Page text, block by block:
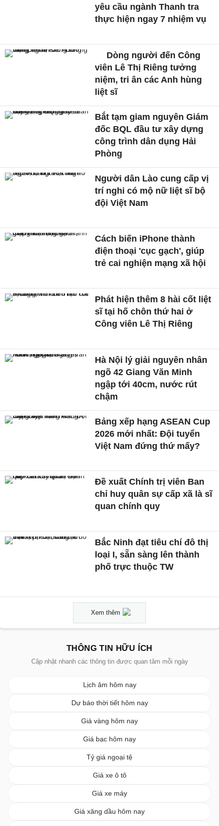
yêu cầu ngành Thanh tra
thực hiện ngay 7 nhiệm vụ
Dòng người đến Công
viên Lê Thị Riêng tưởng
niệm, tri ân các Anh hùng
liệt sĩ
Bắt tạm giam nguyên Giám
đốc BQL đầu tư xây dựng
công trình dân dụng Hải
Phòng
Người dân Lào cung cấp vị
trí nghi có mộ nữ liệt sĩ bộ
đội Việt Nam
Cách biến iPhone thành
điện thoại 'cục gạch', giúp
trẻ cai nghiện mạng xã hội
Phát hiện thêm 8 hài cốt liệt
sĩ tại hố chôn thứ hai ở
Công viên Lê Thị Riêng
Hà Nội lý giải nguyên nhân
ngõ 42 Giang Văn Minh
ngập tới 40cm, nước rút
chậm
Bảng xếp hạng ASEAN Cup
2026 mới nhất: Đội tuyển
Việt Nam đứng thứ mấy?
Đề xuất Chính trị viên Ban
chỉ huy quân sự cấp xã là sĩ
quan chính quy
Bắc Ninh đạt tiêu chí đô thị
loại I, sẵn sàng lên thành
phố trực thuộc TW
Xem thêm
THÔNG TIN HỮU ÍCH
Cập nhật nhanh các thông tin được quan tâm mỗi ngày
Lịch âm hôm nay
Dự báo thời tiết hôm nay
Giá vàng hôm nay
Giá bạc hôm nay
Tỷ giá ngoại tệ
Giá xe ô tô
Giá xe máy
Giá xăng dầu hôm nay